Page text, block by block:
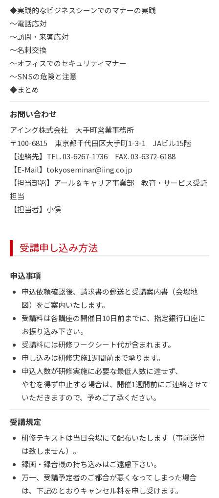
◆実践的なビジネスシーンでのマナーの実践
～電話応対
～訪問・来客応対
～名刺交換
～オフィスでのセキュリティマナー
～SNSの危険と注意
◆まとめ
お問い合わせ
アイング株式会社 大手町営業事務所
〒100-6815 東京都千代田区大手町1-3-1 JAビル15階
【連絡先】TEL. 03-6267-1736 FAX. 03-6372-6188
【E-Mail】tokyoseminar@iing.co.jp
【担当部署】アール＆キャリア事業部 教育・サービス受託
担当
【担当者】小俣
受講申し込み方法
申込事項
申込依頼確認後、請求書の郵送と受講案内書（会場地
図）をご案内いたします。
受講料は各講座の開催日10日前までに、指定銀行口座に
お振り込み下さい。
受講料には研修ワークシート代が含まれます。
申し込みは研修実施1週間前まで承ります。
申込人数が研修実施に必要な最低人数に達せず、
やむを得ず中止する場合は、開催1週間前にご連絡させて
いただきますので、予めご了承ください。
受講規定
研修テキストは当日会場にて配布いたします（事前送付
は致しません）。
録画・録音機の持ち込みはご遠慮下さい。
万一、受講予定者のご都合が悪くなってしまった場合
は、下記のとおりキャンセル料を申し受けます。